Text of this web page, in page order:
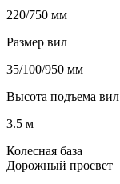
220/750 мм
Размер вил
35/100/950 мм
Высота подъема вил
3.5 м
Колесная база
Дорожный просвет